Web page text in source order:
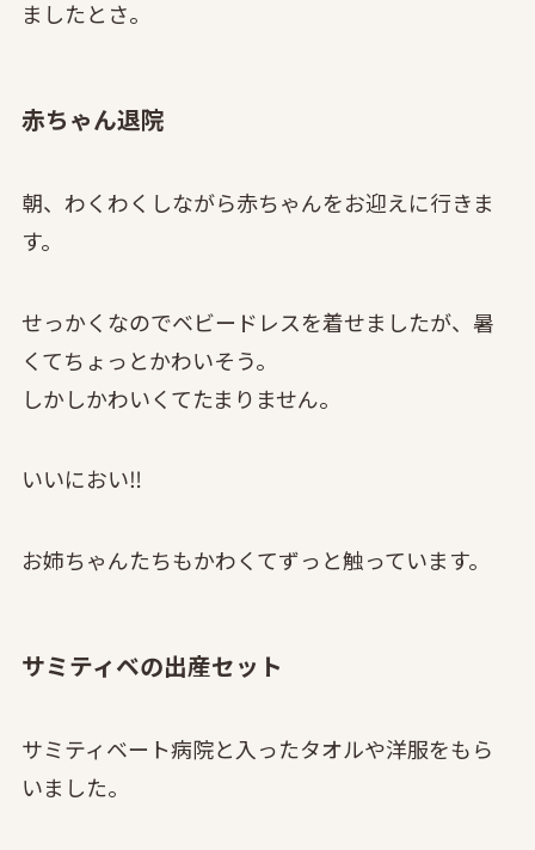
ましたとさ。
赤ちゃん退院
朝、わくわくしながら赤ちゃんをお迎えに行きま
す。
せっかくなのでベビードレスを着せましたが、暑
くてちょっとかわいそう。
しかしかわいくてたまりません。
いいにおい‼
お姉ちゃんたちもかわくてずっと触っています。
サミティベの出産セット
サミティベート病院と入ったタオルや洋服をもら
いました。